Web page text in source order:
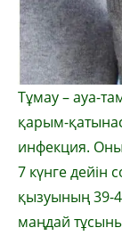
Тұмау – ауа-
қарым-
инфекция.
7 күнге дейін
қызуының 39-
маңдай